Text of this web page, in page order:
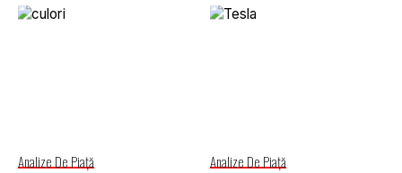
Analize De Piață Analize De Piață